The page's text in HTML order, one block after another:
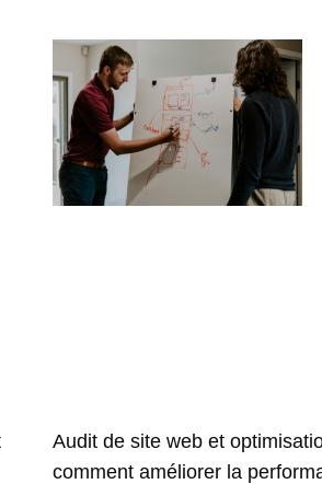
Audit de site web et
comment améliorer la